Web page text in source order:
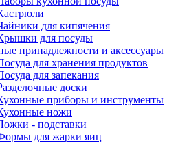
для кипячения
для посуды
принадлежности и аксессуары
для хранения продуктов
для запекания
доски
приборы и инструменты
ножи
- подставки
для жарки яиц